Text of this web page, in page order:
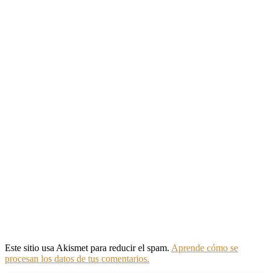
Este sitio usa Akismet para reducir el spam. Aprende cómo se
procesan los datos de tus comentarios.